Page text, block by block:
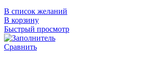
В список желаний
В корзину
Быстрый просмотр
Сравнить